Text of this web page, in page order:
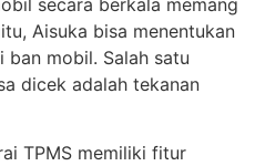
Aisuka bisa menentukan
ban mobil. Salah satu
dicek adalah tekanan
TPMS memiliki fitur